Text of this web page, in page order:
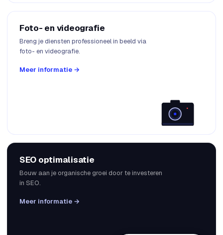
Foto- en videografie
Breng je diensten professioneel in beeld via
foto- en videografie.
Meer informatie →
SEO optimalisatie
Bouw aan je organische groei door te investeren
in SEO.
Meer informatie →